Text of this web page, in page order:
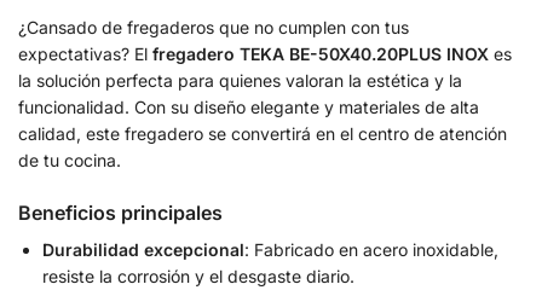
¿Cansado de fregaderos que no cumplen con tus
expectativas? El fregadero TEKA BE-50X40.20PLUS INOX es
la solución perfecta para quienes valoran la estética y la
funcionalidad. Con su diseño elegante y materiales de alta
calidad, este fregadero se convertirá en el centro de atención
de tu cocina.
Beneficios principales
Durabilidad excepcional: Fabricado en acero inoxidable,
resiste la corrosión y el desgaste diario.